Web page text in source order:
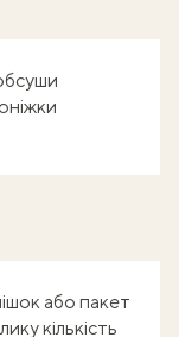
або пакет
кількість